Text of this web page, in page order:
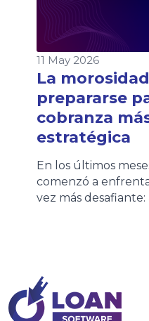
11 May 2026
La
prepararse
cobranza
estratégica
En los últimos
comenzó a
vez más
planes de
cuotas para
embargo, este